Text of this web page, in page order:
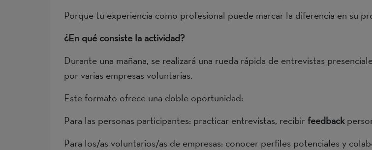
Porque tu experiencia como profesional puede marcar la diferencia en su
¿En qué consiste la actividad?
Durante una mañana, se realizará una rueda rápida de entrevistas
por varias empresas voluntarias.
Este formato ofrece una doble oportunidad:
Para las personas participantes: practicar entrevistas, recibirfeedback
Para los/as voluntarios/as de empresas: conocer perfiles potenciales y